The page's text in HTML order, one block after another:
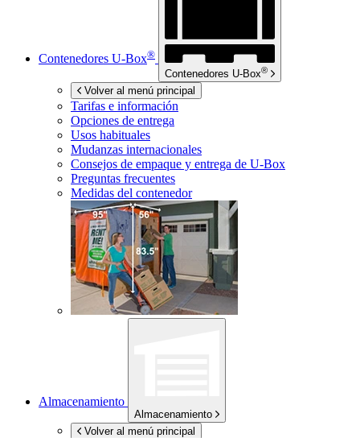
Contenedores U-Box®
Contenedores U-Box®
Volver al menú principal
Tarifas e información
Opciones de entrega
Usos habituales
Mudanzas internacionales
Consejos de empaque y entrega de U-Box
Preguntas frecuentes
Medidas del contenedor
Almacenamiento
Almacenamiento
Volver al menú principal